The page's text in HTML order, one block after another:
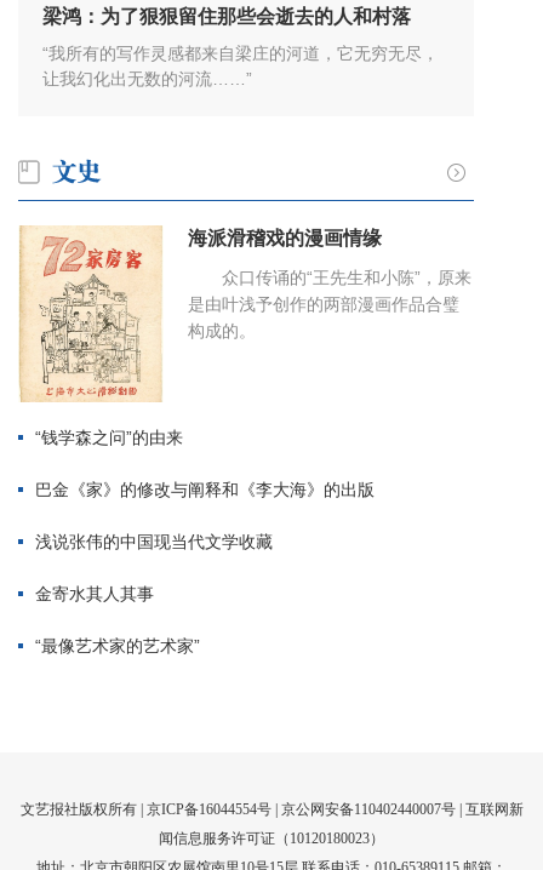
文艺报社版权所有 | 京ICP备16044554号| 京公网安备110402440007号 | 互联网新
闻信息服务许可证（10120180023）